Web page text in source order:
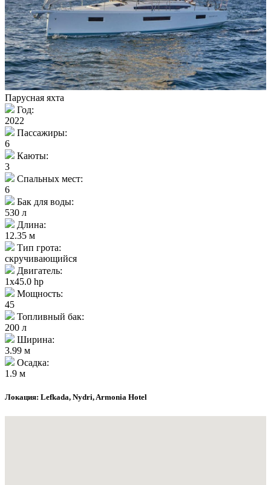
Парусная яхта
Год:
2022
Пассажиры:
6
Каюты:
3
Спальных мест:
6
Бак для воды:
530 л
Длина:
12.35 м
Тип грота:
скручивающийся
Двигатель:
1x45.0 hp
Мощность:
45
Топливный бак:
200 л
Ширина:
3.99 м
Осадка:
1.9 м
Локация: Lefkada, Nydri, Armonia Hotel